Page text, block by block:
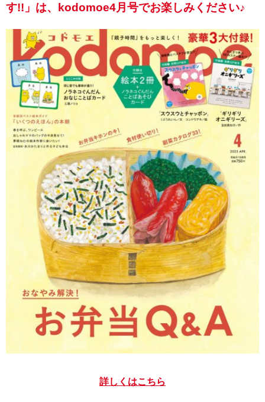
す!!」は、kodomoe4月号でお楽しみください♪
詳しくはこちら